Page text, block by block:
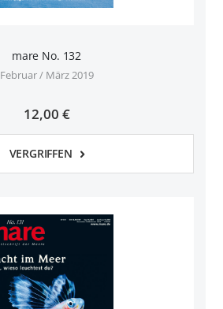
mare No. 132
Februar / März 2019
12,00 €
VERGRIFFEN